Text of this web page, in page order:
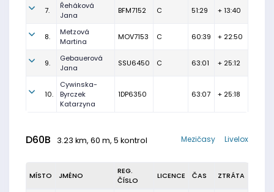
7.
Řeháková
Jana
BFM7152 C 51:29 + 13:40
8.
Metzová
Martina
MOV7153 C 60:39 + 22:50
9.
Gebauerová
Jana
SSU6450 C 63:01 + 25:12
10.
Cywinska-
Byrczek
Katarzyna
1DP6350 63:07 + 25:18
D60B 3.23 km, 60 m, 5 kontrol Livelox
Mezičasy
MÍSTO JMÉNO
REG.
ČÍSLO
LICENCE ČAS ZTRÁTA